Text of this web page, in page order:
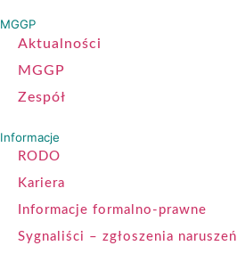
MGGP
Aktualności
MGGP
Zespół
Informacje
RODO
Kariera
Informacje formalno-prawne
Sygnaliści – zgłoszenia naruszeń